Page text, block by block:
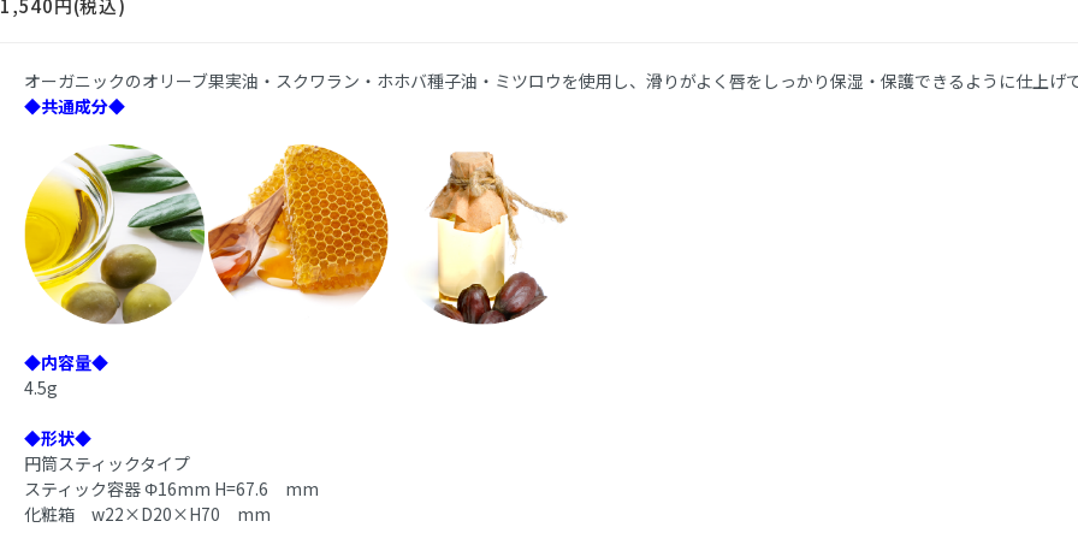
オーガニックのオリーブ果実油・スクワラン・ホホバ種子油・ミツロウを使用し、滑りがよく唇をしっかり保湿・保護できるように仕上げて
◆共通成分◆
◆内容量◆
4.5g
◆形状◆
円筒スティックタイプ
スティック容器 Φ16mm H=67.6 mm
化粧箱 w22×D20×H70 mm